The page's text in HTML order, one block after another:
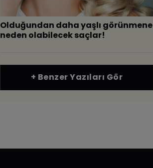
Olduğundan daha yaşlı görünmene
neden olabilecek saçlar!
+ Benzer Yazıları Gör